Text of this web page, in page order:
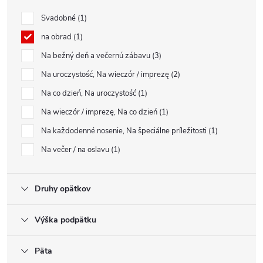
Svadobné 1
na obrad 1
Na bežný deň a večernú zábavu 3
Na uroczystość, Na wieczór / imprezę 2
Na co dzień, Na uroczystość 1
Na wieczór / imprezę, Na co dzień 1
Na každodenné nosenie, Na špeciálne príležitosti 1
Na večer / na oslavu 1
Druhy opätkov
Výška podpätku
Päta